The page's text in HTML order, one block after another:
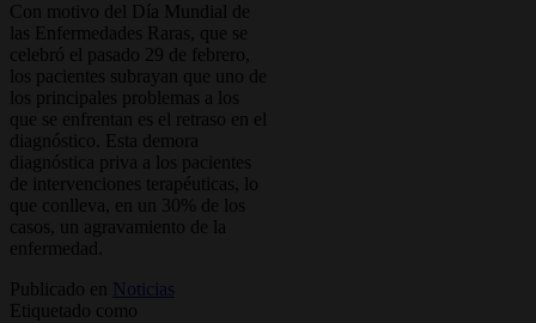
Con motivo del Día Mundial de
las Enfermedades Raras, que se
celebró el pasado 29 de febrero,
los pacientes subrayan que uno de
los principales problemas a los
que se enfrentan es el retraso en el
diagnóstico. Esta demora
diagnóstica priva a los pacientes
de intervenciones terapéuticas, lo
que conlleva, en un 30% de los
casos, un agravamiento de la
enfermedad.
Publicado en Noticias
Etiquetado como